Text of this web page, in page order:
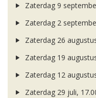
Zaterdag 9
Zaterdag 2
Zaterdag 26
Zaterdag 19
Zaterdag 12
Zaterdag 29 juli,